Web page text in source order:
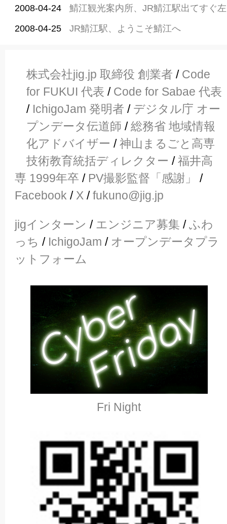
2008-04-24 鯖江観光案内所、JR鯖江駅出てすぐ左
2008-04-25 JR鯖江駅、ようこそ鯖江へ
株式会社jig.jp 取締役 創業者 / Code
for FUKUI 代表 / Code for Sabae 代表
/ IchigoJam 発明者 / デジタル庁 オー
プンデータ伝道師 /総務省 地域情報
化アドバイザー /神山まるごと高専
技術教育統括ディレクター /福井高
専 1999年卒 / PV撮影監督「感謝」
/
Facebook / X /fukuno@jig.jp
jigインターン / エンジニア募集 /ふわ
っち / IchigoJam / オープンデータプラ
ットフォーム
Fri Night